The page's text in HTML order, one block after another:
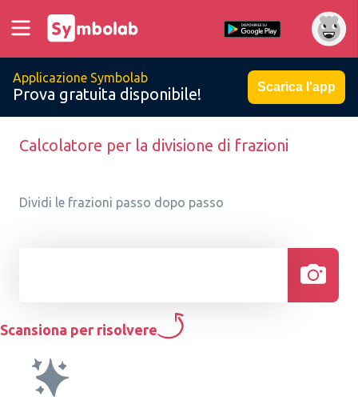
Applicazione Symbolab
Prova gratuita disponibile! Scarica l'app
Calcolatore per la divisione di frazioni
Dividi le frazioni passo dopo passo
Scansiona per risolvere